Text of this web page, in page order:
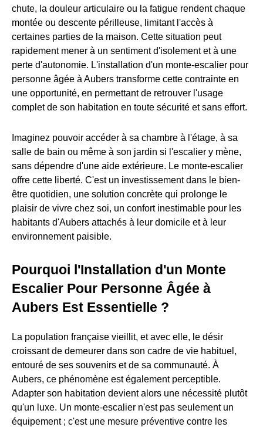
chute, la douleur articulaire ou la fatigue rendent chaque
montée ou descente périlleuse, limitant l'accès à
certaines parties de la maison. Cette situation peut
rapidement mener à un sentiment d'isolement et à une
perte d'autonomie. L'installation d'un monte-escalier pour
personne âgée à Aubers transforme cette contrainte en
une opportunité, en permettant de retrouver l'usage
complet de son habitation en toute sécurité et sans effort.
Imaginez pouvoir accéder à sa chambre à l'étage, à sa
salle de bain ou même à son jardin si l'escalier y mène,
sans dépendre d'une aide extérieure. Le monte-escalier
offre cette liberté. C'est un investissement dans le bien-
être quotidien, une solution concrète qui prolonge le
plaisir de vivre chez soi, un confort inestimable pour les
habitants d'Aubers attachés à leur domicile et à leur
environnement paisible.
Pourquoi l'Installation d'un Monte
Escalier Pour Personne Âgée à
Aubers Est Essentielle ?
La population française vieillit, et avec elle, le désir
croissant de demeurer dans son cadre de vie habituel,
entouré de ses souvenirs et de sa communauté. À
Aubers, ce phénomène est également perceptible.
Adapter son habitation devient alors une nécessité plutôt
qu'un luxe. Un monte-escalier n'est pas seulement un
équipement ; c'est une mesure préventive contre les